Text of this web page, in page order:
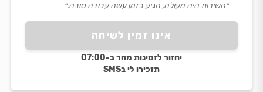
אינו זמין לשיחה
יחזור לזמינות מחר ב-07:00
תזכירו לי בSMS
״השירות היה מעולה, הגיע בזמן עשה עבודה טובה.״